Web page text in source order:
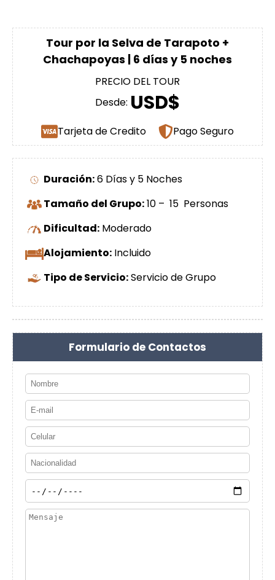
Tour por la Selva de Tarapoto +
Chachapoyas | 6 días y 5 noches
PRECIO DEL TOUR
Desde: USD$
Tarjeta de Credito Pago Seguro
Duración:6 Días y 5 Noches
Tamaño del Grupo:10 – 15 Personas
Dificultad: Moderado
Alojamiento: Incluido
Tipo de Servicio:Servicio de Grupo
Formulario de Contactos